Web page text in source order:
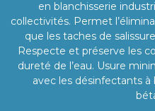
en blanchisserie
collectivités. Permet
que les taches de
Respecte et préserve les
dureté de l’eau. Usure
avec les désinfectants